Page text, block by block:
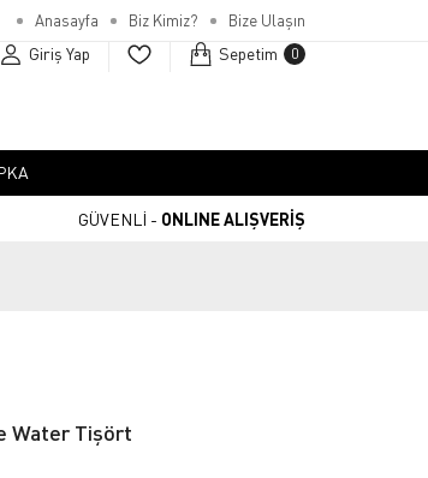
Anasayfa Biz Kimiz? Bize Ulaşın
Giriş Yap Sepetim 0
GÜVENLİ - ONLINE ALIŞVERİŞ
Water Tişört